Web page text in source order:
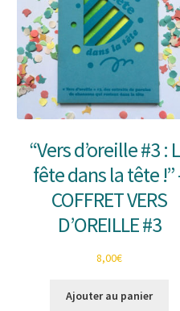
“Vers d’oreille #3 :
fête dans la tête !”
COFFRET VERS
D’OREILLE #3
8,00€
Ajouter au panier